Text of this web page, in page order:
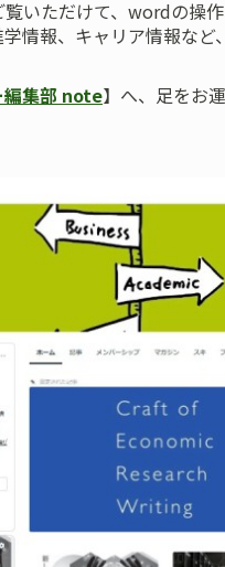
いただけて、wordの操
情報、キャリア情報な
編集部 note】へ、足をお